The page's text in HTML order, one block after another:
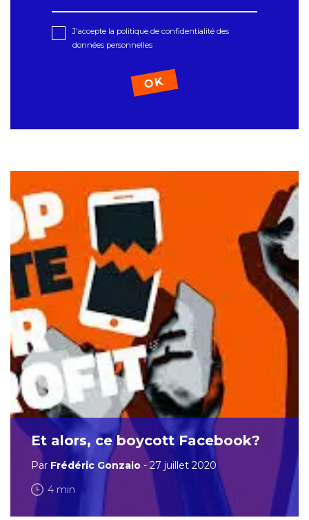
J'accepte la politique de confidentialité des
données personnelles
Et alors, ce boycott Facebook?
Par Frédéric Gonzalo - 27 juillet 2020
4 min